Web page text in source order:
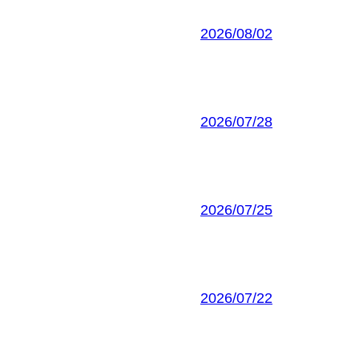
2026/08/02
2026/07/28
2026/07/25
2026/07/22